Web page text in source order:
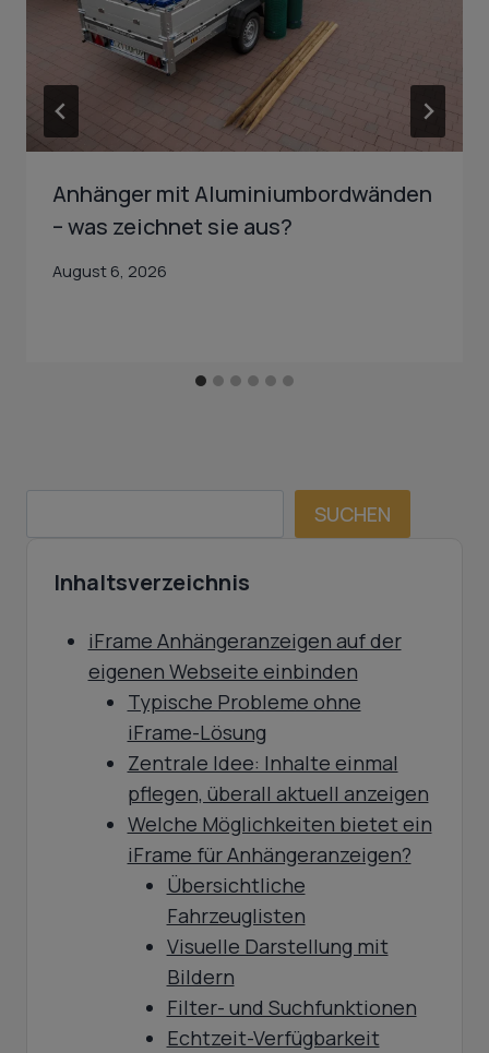
Anhänger mit Aluminiumbordwänden
– was zeichnet sie aus?
August 6, 2026
SUCHEN
Inhaltsverzeichnis
iFrame Anhängeranzeigen auf der
eigenen Webseite einbinden
Typische Probleme ohne
iFrame-Lösung
Zentrale Idee: Inhalte einmal
pflegen, überall aktuell anzeigen
Welche Möglichkeiten bietet ein
iFrame für Anhängeranzeigen?
Übersichtliche
Fahrzeuglisten
Visuelle Darstellung mit
Bildern
Filter- und Suchfunktionen
Echtzeit-Verfügbarkeit